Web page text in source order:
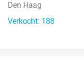
Den Haag
Verkocht: 188